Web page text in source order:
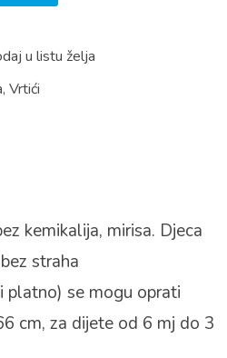
u listu želja
, Vrtići
kemikalija, mirisa. Djeca
straha
platno) se mogu oprati
cm, za dijete od 6 mj do 3